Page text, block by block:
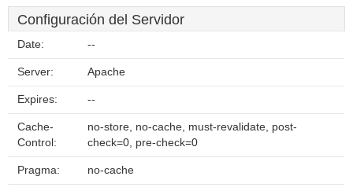
Configuración del Servidor
Date: --
Server: Apache
Expires: --
Cache-
Control:
no-store, no-cache, must-revalidate, post-
check=0, pre-check=0
Pragma: no-cache